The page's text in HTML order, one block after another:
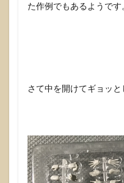
た作例でもあるようです
さて中を開けてギョッと